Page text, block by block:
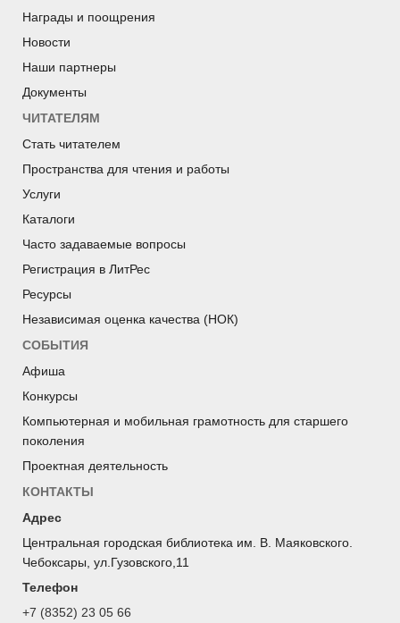
Награды и поощрения
Новости
Наши партнеры
Документы
ЧИТАТЕЛЯМ
Стать читателем
Пространства для чтения и работы
Услуги
Каталоги
Часто задаваемые вопросы
Регистрация в ЛитРес
Ресурсы
Независимая оценка качества (НОК)
СОБЫТИЯ
Афиша
Конкурсы
Компьютерная и мобильная грамотность для старшего
поколения
Проектная деятельность
КОНТАКТЫ
Адрес
Центральная городская библиотека им. В. Маяковского.
Чебоксары, ул.Гузовского,11
Телефон
+7 (8352) 23 05 66